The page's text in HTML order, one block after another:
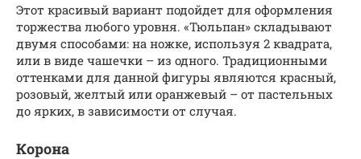
Этот красивый вариант подойдет для оформления
торжества любого уровня. «Тюльпан» складывают
двумя способами: на ножке, используя 2 квадрата,
или в виде чашечки – из одного. Традиционными
оттенками для данной фигуры являются красный,
розовый, желтый или оранжевый – от пастельных
до ярких, в зависимости от случая.
Корона